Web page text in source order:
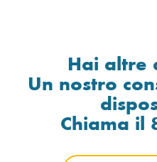
Hai altre
Un nostro
Chiama il